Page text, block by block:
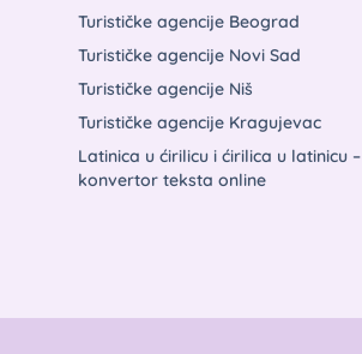
Turističke agencije Beograd
Turističke agencije Novi Sad
Turističke agencije Niš
Turističke agencije Kragujevac
Latinica u ćirilicu i ćirilica u latinicu –
konvertor teksta online